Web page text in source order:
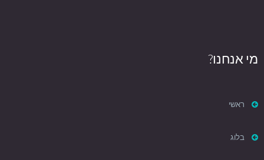
מי אנחנו?
ראשי
בלוג